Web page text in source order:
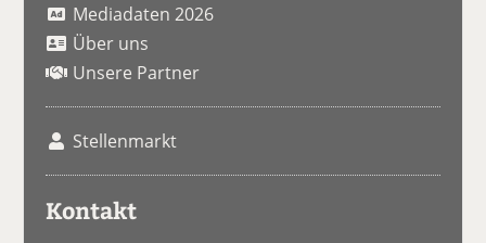
Mediadaten 2026
Über uns
Unsere Partner
Stellenmarkt
Kontakt